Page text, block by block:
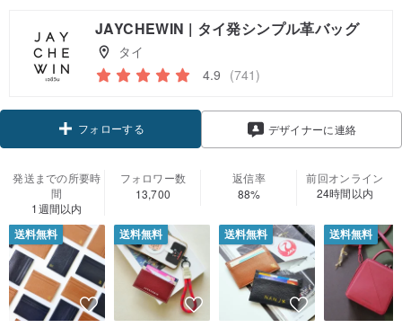
JAYCHEWIN | タイ発シンプル革バッグ
タイ
4.9 (741)
フォローする デザイナーに連絡
発送までの所要時
間
1週間以内
フォロワー数
13,700
返信率
88%
前回オンライン
24時間以内
送料無料 送料無料 送料無料 送料無料